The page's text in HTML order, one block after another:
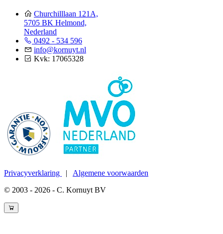
Churchilllaan 121A,
5705 BK Helmond,
Nederland
0492 - 534 596
info@kornuyt.nl
Kvk: 17065328
Privacyverklaring | Algemene voorwaarden
© 2003 - 2026 - C. Kornuyt BV